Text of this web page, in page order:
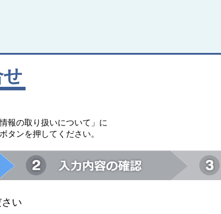
報の取り扱いについて」に
タンを押してください。
い